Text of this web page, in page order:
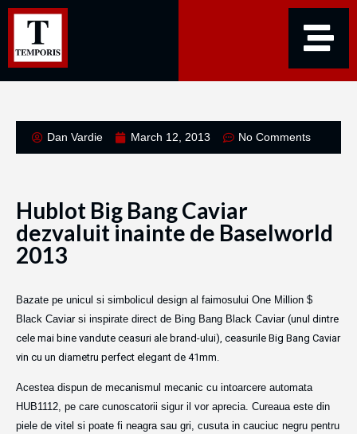
Dan Vardie March 12, 2013 No Comments
Hublot Big Bang Caviar
dezvaluit inainte de Baselworld
2013
Bazate pe unicul si simbolicul design al faimosului One Million $
Black Caviar si inspirate direct de Bing Bang Black Caviar (unul dintre
cele mai bine vandute ceasuri ale brand-ului), ceasurile Big Bang Caviar
vin cu un diametru perfect elegant de 41mm.
Acestea dispun de mecanismul mecanic cu intoarcere automata
HUB1112, pe care cunoscatorii sigur il vor aprecia. Cureaua este din
piele de vitel si poate fi neagra sau gri, cusuta in cauciuc negru pentru